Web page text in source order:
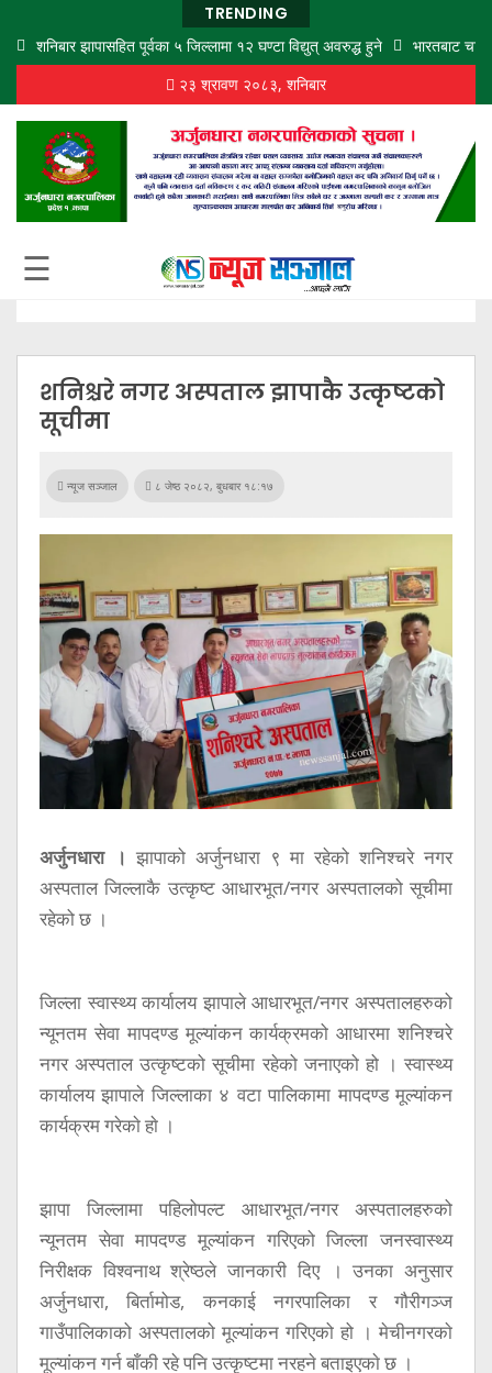
TRENDING
शनिबार झापासहित पूर्वका ५ जिल्लामा १२ घण्टा विद्युत् अवरुद्ध हुने
भारतबाट चार
२३ श्रावण २०८३, शनिबार
☰
शनिश्चरे नगर अस्पताल झापाकै उत्कृष्टको
सूचीमा
न्यूज सञ्जाल ८ जेष्ठ २०८२, बुधबार १८:१७
अर्जुनधारा । झापाको अर्जुनधारा ९ मा रहेको शनिश्चरे नगर
अस्पताल जिल्लाकै उत्कृष्ट आधारभूत/नगर अस्पतालको सूचीमा
रहेको छ ।
जिल्ला स्वास्थ्य कार्यालय झापाले आधारभूत/नगर अस्पतालहरुको
न्यूनतम सेवा मापदण्ड मूल्यांकन कार्यक्रमको आधारमा शनिश्चरे
नगर अस्पताल उत्कृष्टको सूचीमा रहेको जनाएको हो । स्वास्थ्य
कार्यालय झापाले जिल्लाका ४ वटा पालिकामा मापदण्ड मूल्यांकन
कार्यक्रम गरेकाे हाे ।
झापा जिल्लामा पहिलोपल्ट आधारभूत/नगर अस्पतालहरुको
न्यूनतम सेवा मापदण्ड मूल्यांकन गरिएको जिल्ला जनस्वास्थ्य
निरीक्षक विश्वनाथ श्रेष्ठले जानकारी दिए । उनका अनुसार
अर्जुनधारा, बिर्तामोड, कनकाई नगरपालिका र गौरीगञ्ज
गाउँपालिकाको अस्पतालको मूल्यांकन गरिएको हो । मेचीनगरकाे
मूल्यांकन गर्न बाँकी रहे पनि उत्कृष्टमा नरहने बताइएकाे छ ।
पृष्ठ
समाज
विचार
शिक्षा
कला
सूचना
प्रविधि
अन्तर्वार्ता
अन्तर्राष्ट्रिय
स्वास्थ्य
विज्ञापन
Tech